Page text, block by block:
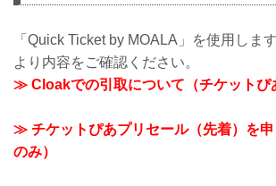
「Quick Ticket by MOALA」を使用しま
より内容をご確認ください。
≫ Cloakでの引取について（チケットぴ
≫ チケットぴあプリセール（先着）を
のみ）